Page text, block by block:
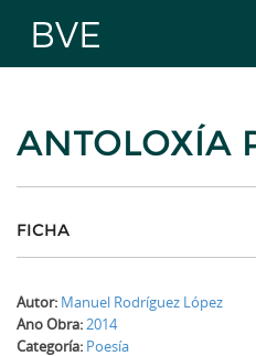
Presentación
Selección BVE
Autores
Novas
ANTOLOXÍA
FICHA
Autor: Manuel Rodríguez López
Ano Obra:2014
Categoría: Poesía